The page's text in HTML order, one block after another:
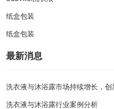
纸盒包装
纸盒包装
最新消息
洗衣液与沐浴露市场持续增长，创
洗衣液与沐浴露行业案例分析